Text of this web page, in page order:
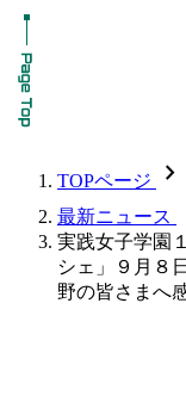
TOPページ chevron_forward
最新ニュース
実践女子学園
シェ」９月８
野の皆さまへ